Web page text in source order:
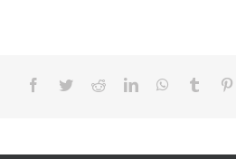
Facebook
TwitterRedditLinkedInWhatsApp
Tumblr